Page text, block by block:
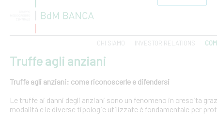
CHI SIAMO INVESTOR RELATIONS
Truffe agli anziani
Truffe agli anziani: come riconoscerle e difendersi
Le truffe ai danni degli anziani sono un fenomeno in crescita
modalità e le diverse tipologie utilizzate è fondamentale per